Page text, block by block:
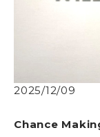
2025/12/09
Chance